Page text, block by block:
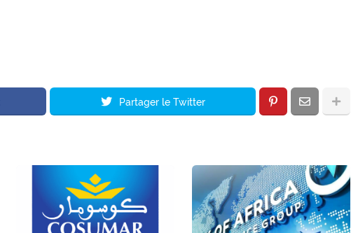
Partager le Twitter